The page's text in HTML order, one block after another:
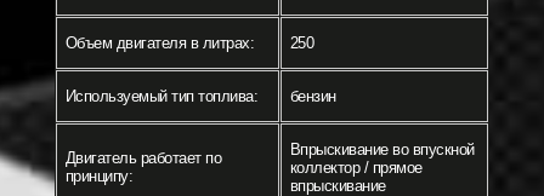
Объем двигателя в литрах: 250
Используемый тип топлива: бензин
Двигатель работает по
принципу:
Впрыскивание во впускной
коллектор / прямое
впрыскивание